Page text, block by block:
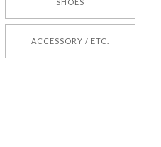
ACCESSORY / ETC.